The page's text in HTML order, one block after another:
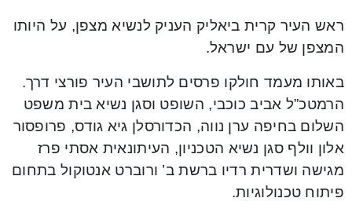
ראש העיר קרית ביאליק העניק לנשיא מצפן, על היותו
המצפן של עם ישראל.
באותו מעמד חולקו פרסים לתושבי העיר פורצי דרך.
הרמטכ”ל אביב כוכבי, השופט וסגן נשיא בית משפט
השלום בחיפה ערן נווה, הכדורסלן גיא גודס, פרופסור
אלון וולף סגן נשיא הטכניון, העיתונאית אסתי פרז
מגישה ושדרית רדיו ברשת ב’ ורוברט אנטוקול בתחום
פיתוח טכנולוגיות.